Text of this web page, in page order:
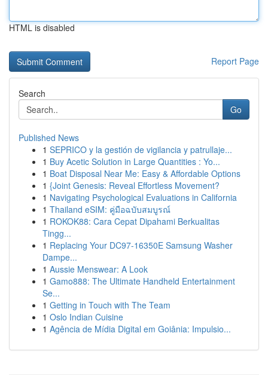
HTML is disabled
Report Page
Search
Go
Published News
1 SEPRICO y la gestión de vigilancia y patrullaje...
1 Buy Acetic Solution in Large Quantities : Yo...
1 Boat Disposal Near Me: Easy & Affordable Options
1 {Joint Genesis: Reveal Effortless Movement?
1 Navigating Psychological Evaluations in California
1 Thailand eSIM: คู่มือฉบับสมบูรณ์
1 ROKOK88: Cara Cepat Dipahami Berkualitas
Tingg...
1 Replacing Your DC97-16350E Samsung Washer
Dampe...
1 Aussie Menswear: A Look
1 Gamo888: The Ultimate Handheld Entertainment
Se...
1 Getting in Touch with The Team
1 Oslo Indian Cuisine
1 Agência de Mídia Digital em Goiânia: Impulsio...